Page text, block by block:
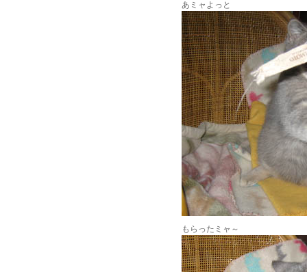
あミャよっと
もらったミャ～